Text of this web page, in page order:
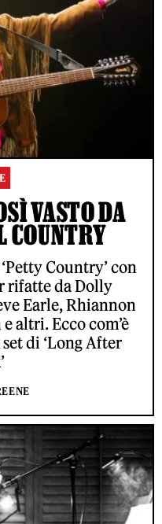
VASTO DA
COUNTRY
Country’ con
rifatte da Dolly
Earle, Rhiannon
altri. Ecco com’è
di ‘Long After